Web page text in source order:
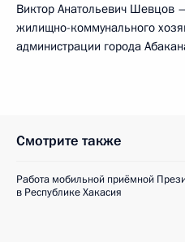
Виктор Анатольевич Шевцов
жилищно-коммунального
администрации города
Смотрите также
Работа мобильной приёмной
в Республике Хакасия